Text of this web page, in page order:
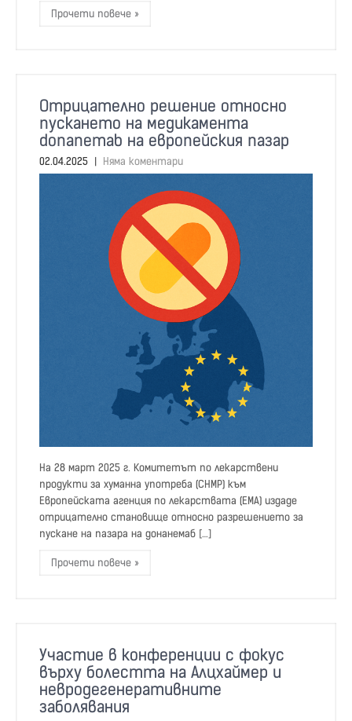
Прочети повече »
Отрицателно решение относно
пускането на медикамента
donanemab на европейския пазар
02.04.2025 Няма коментари
На 28 март 2025 г. Комитетът по лекарствени
продукти за хуманна употреба (CHMP) към
Европейската агенция по лекарствата (EMA) издаде
отрицателно становище относно разрешението за
пускане на пазара на донанемаб […]
Прочети повече »
Участие в конференции с фокус
върху болестта на Алцхаймер и
невродегенеративните
заболявания